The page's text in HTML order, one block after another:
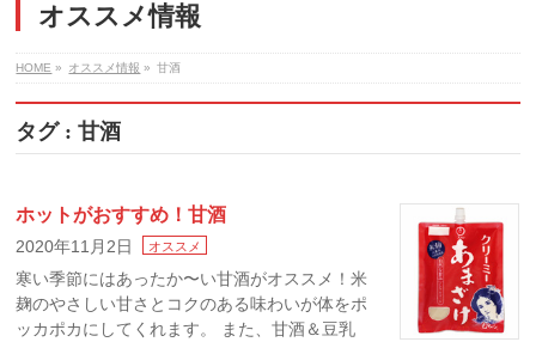
オススメ情報
HOME » オススメ情報 » 甘酒
タグ : 甘酒
ホットがおすすめ！甘酒
2020年11月2日 オススメ
寒い季節にはあったか〜い甘酒がオススメ！米
麹のやさしい甘さとコクのある味わいが体をポ
ッカポカにしてくれます。 また、甘酒＆豆乳